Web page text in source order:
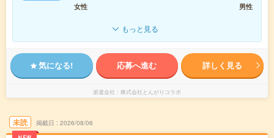
女性
男性
もっと見る
気になる! 応募へ進む 詳しく見る
派遣会社 株式会社とんがりコラボ
未読 掲載日 2026/08/06